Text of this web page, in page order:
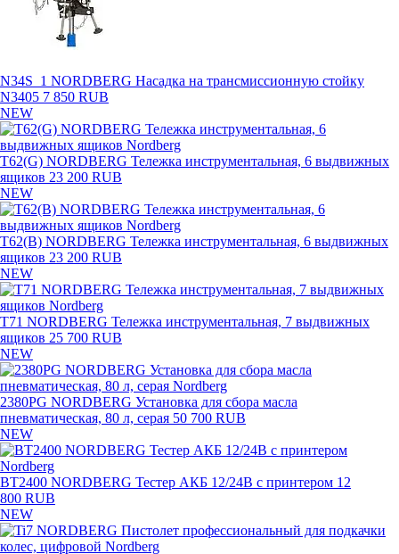
N34S_1 NORDBERG Насадка на трансмиссионную стойку
N3405 7 850 RUB
NEW
T62(G) NORDBERG Тележка инструментальная, 6 выдвижных
ящиков 23 200 RUB
NEW
T62(B) NORDBERG Тележка инструментальная, 6 выдвижных
ящиков 23 200 RUB
NEW
T71 NORDBERG Тележка инструментальная, 7 выдвижных
ящиков 25 700 RUB
NEW
2380PG NORDBERG Установка для сбора масла
пневматическая, 80 л, серая 50 700 RUB
NEW
BT2400 NORDBERG Тестер АКБ 12/24В с принтером 12
800 RUB
NEW